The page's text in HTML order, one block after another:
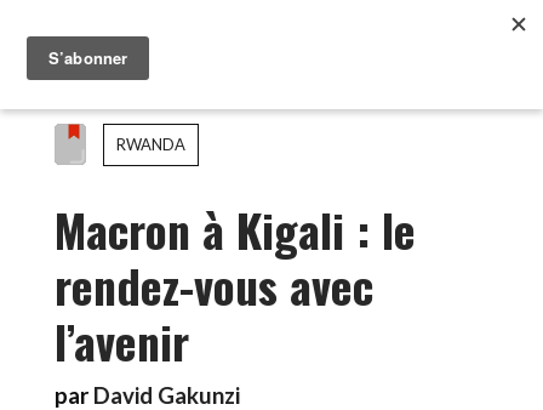
RWANDA
Macron à Kigali : le
rendez-vous avec
l’avenir
par David Gakunzi